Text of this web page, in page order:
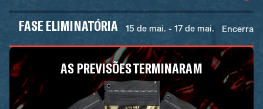
FASE ELIMINATÓRIA 15 de mai. - 17 de mai.
AS PREVISÕES TERMINARAM